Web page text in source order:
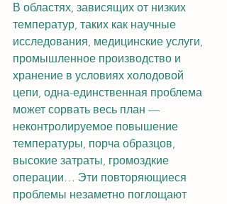
В областях, зависящих от низких
температур, таких как научные
исследования, медицинские услуги,
промышленное производство и
хранение в условиях холодовой
цепи, одна-единственная проблема
может сорвать весь план —
неконтролируемое повышение
температуры, порча образцов,
высокие затраты, громоздкие
операции… Эти повторяющиеся
проблемы незаметно поглощают